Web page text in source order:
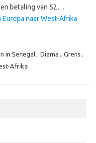
en betaling van 52…
naar West-Afrika
in Senegal Diama Grens
Afrika